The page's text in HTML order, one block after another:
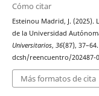
Cómo citar
Esteinou Madrid, J.
de la Universidad
Universitarios, 36(87),
dcsh/reencuentro/202487-
Más formatos de cita